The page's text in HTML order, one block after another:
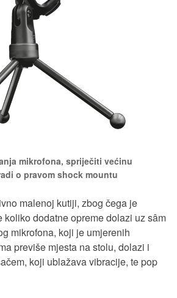
mikrofona, spriječiti većinu
o pravom shock mountu
malenoj kutiji, zbog čega je
koliko dodatne opreme dolazi uz sâm
mikrofona, koji je umjerenih
previše mjesta na stolu, dolazi i
koji ublažava vibracije, te pop